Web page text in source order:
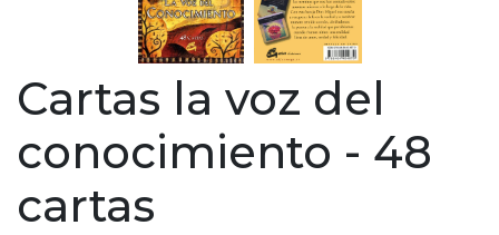
Cartas la voz del
conocimiento - 48
cartas